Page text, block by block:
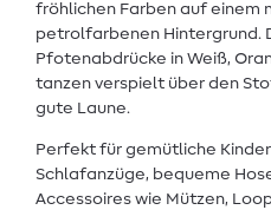
fröhlichen Farben auf einem
petrolfarbenen Hintergrund.
Pfotenabdrücke in Weiß,
tanzen verspielt über den
gute Laune.
Perfekt für gemütliche
Schlafanzüge, bequeme
Accessoires wie Mützen,